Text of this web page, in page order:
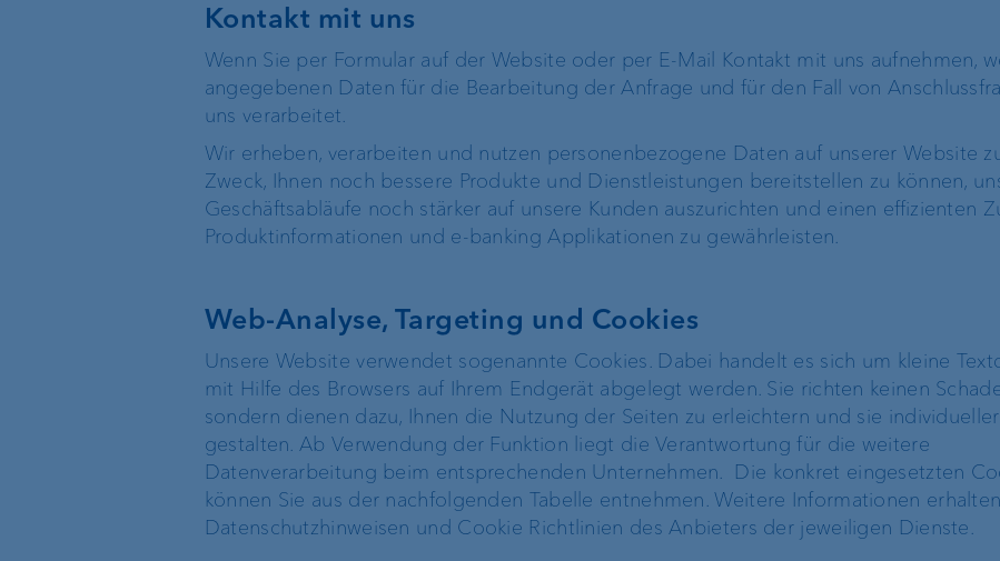
Konten & Karten
Mietkautionskonto
Basisdienstleistungen
Execution Only
Externe
Vermögensverwalter
Treuhänder &
Rechtsanwälte
Immobilienfinanzierung
Lombardkredit
Digitales
Kundenportal
e-banking
Kontakt mit uns
Wenn Sie per Formular auf der Website oder per E-Mail Kontakt mit uns aufnehmen,
angegebenen Daten für die Bearbeitung der Anfrage und für den Fall von
uns verarbeitet.
Wir erheben, verarbeiten und nutzen personenbezogene Daten auf unserer Website
Zweck, Ihnen noch bessere Produkte und Dienstleistungen bereitstellen zu können,
Geschäftsabläufe noch stärker auf unsere Kunden auszurichten und einen effizienten
Produktinformationen und e-banking Applikationen zu gewährleisten.
Web-Analyse, Targeting und Cookies
Unsere Website verwendet sogenannte Cookies. Dabei handelt es sich um kleine
mit Hilfe des Browsers auf Ihrem Endgerät abgelegt werden. Sie richten keinen
sondern dienen dazu, Ihnen die Nutzung der Seiten zu erleichtern und sie
gestalten. Ab Verwendung der Funktion liegt die Verantwortung für die weitere
Datenverarbeitung beim entsprechenden Unternehmen. Die konkret eingesetzten
können Sie aus der nachfolgenden Tabelle entnehmen. Weitere Informationen
Datenschutzhinweisen und Cookie Richtlinien des Anbieters der jeweiligen Dienste.